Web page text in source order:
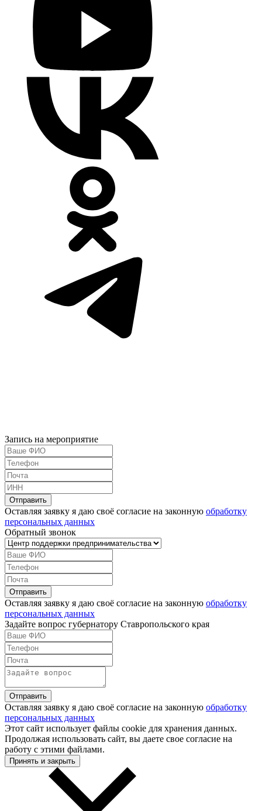
Запись на мероприятие
Оставляя заявку я даю своё согласие на законную обработку
персональных данных
Обратный звонок
Оставляя заявку я даю своё согласие на законную обработку
персональных данных
Задайте вопрос губернатору Ставропольского края
Оставляя заявку я даю своё согласие на законную обработку
персональных данных
Этот сайт использует файлы cookie для хранения данных.
Продолжая использовать сайт, вы даете свое согласие на
работу с этими файлами.
Принять и закрыть